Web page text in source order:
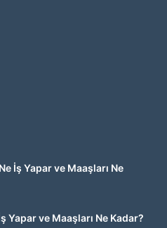
İş Yapar ve Maaşları Ne
ve Maaşları Ne Kadar?